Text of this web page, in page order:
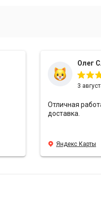
Олег С.
3
Отличная
доставка.
Яндекс Карты